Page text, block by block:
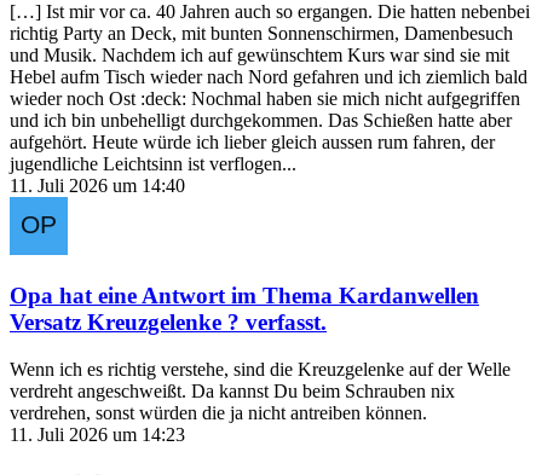
[…] Ist mir vor ca. 40 Jahren auch so ergangen. Die hatten nebenbei
richtig Party an Deck, mit bunten Sonnenschirmen, Damenbesuch
und Musik. Nachdem ich auf gewünschtem Kurs war sind sie mit
Hebel aufm Tisch wieder nach Nord gefahren und ich ziemlich bald
wieder noch Ost :deck: Nochmal haben sie mich nicht aufgegriffen
und ich bin unbehelligt durchgekommen. Das Schießen hatte aber
aufgehört. Heute würde ich lieber gleich aussen rum fahren, der
jugendliche Leichtsinn ist verflogen...
11. Juli 2026 um 14:40
Opa hat eine Antwort im Thema Kardanwellen
Versatz Kreuzgelenke ? verfasst.
Wenn ich es richtig verstehe, sind die Kreuzgelenke auf der Welle
verdreht angeschweißt. Da kannst Du beim Schrauben nix
verdrehen, sonst würden die ja nicht antreiben können.
11. Juli 2026 um 14:23